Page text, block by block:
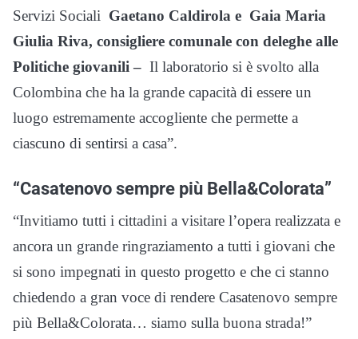
Servizi Sociali Gaetano Caldirola e Gaia Maria
Giulia Riva, consigliere comunale con deleghe alle
Politiche giovanili – Il laboratorio si è svolto alla
Colombina che ha la grande capacità di essere un
luogo estremamente accogliente che permette a
ciascuno di sentirsi a casa”.
“Casatenovo sempre più Bella&Colorata”
“Invitiamo tutti i cittadini a visitare l’opera realizzata e
ancora un grande ringraziamento a tutti i giovani che
si sono impegnati in questo progetto e che ci stanno
chiedendo a gran voce di rendere Casatenovo sempre
più Bella&Colorata… siamo sulla buona strada!”